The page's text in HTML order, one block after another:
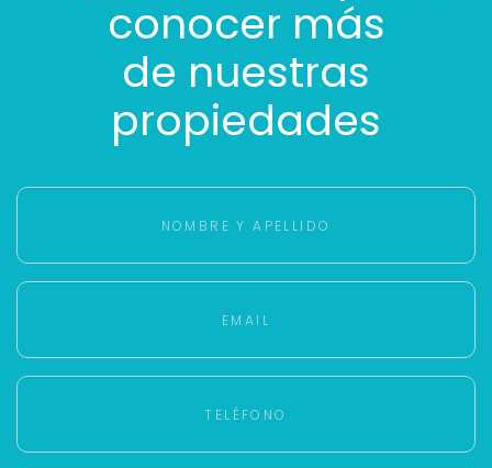
conocer más
de nuestras
propiedades